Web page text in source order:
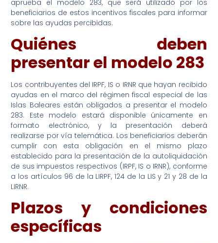
aprueba el modelo 283, que será utilizado por los
beneficiarios de estos incentivos fiscales para informar
sobre las ayudas percibidas.
Quiénes deben
presentar el modelo 283
Los contribuyentes del IRPF, IS o IRNR que hayan recibido
ayudas en el marco del régimen fiscal especial de las
Islas Baleares están obligados a presentar el modelo
283. Este modelo estará disponible únicamente en
formato electrónico, y la presentación deberá
realizarse por vía telemática. Los beneficiarios deberán
cumplir con esta obligación en el mismo plazo
establecido para la presentación de la autoliquidación
de sus impuestos respectivos (IRPF, IS o IRNR), conforme
a los artículos 96 de la LIRPF, 124 de la LIS y 21 y 28 de la
LIRNR.
Plazos y condiciones
específicas